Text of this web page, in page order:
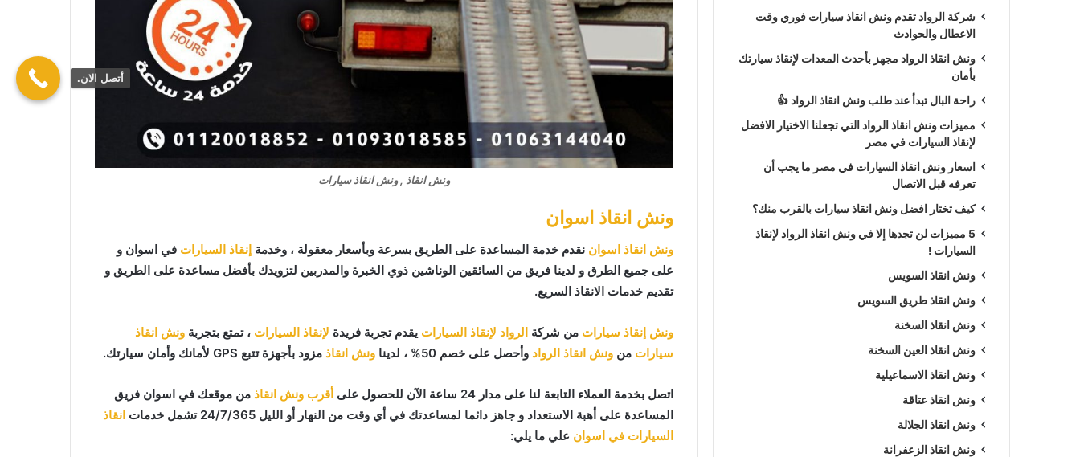
ونش انقاذ , ونش انقاذ سيارات
ونش انقاذ اسوان
ونش انقاذ اسوان نقدم خدمة المساعدة على الطريق بسرعة وبأسعار معقولة ، وخدمة إنقاذ السيارات في اسوان و
على جميع الطرق و لدينا فريق من السائقين الوناشين ذوي الخبرة والمدربين لتزويدك بأفضل مساعدة على الطريق و
تقديم خدمات الانقاذ السريع.
ونش إنقاذ سيارات من شركة الرواد لإنقاذ السيارات يقدم تجربة فريدة لإنقاذ السيارات ، تمتع بتجربة ونش انقاذ
سيارات من ونش انقاذ الرواد وأحصل على خصم 50% ، لدينا ونش انقاذ مزود بأجهزة تتبع GPS لأمانك وأمان سيارتك.
اتصل بخدمة العملاء التابعة لنا على مدار 24 ساعة الآن للحصول على أقرب ونش انقاذ من موقعك في اسوان فريق
المساعدة على أهبة الاستعداد و جاهز دائما لمساعدتك في أي وقت من النهار أو الليل 24/7/365 تشمل خدمات
انقاذ
السيارات في اسوان علي ما يلي:
شركة الرواد تقدم ونش انقاذ سيارات فوري وقت
الاعطال والحوادث
ونش انقاذ الرواد مجهز بأحدث المعدات لإنقاذ سيارتك
بأمان
راحة البال تبدأ عند طلب ونش انقاذ الرواد 👍
مميزات ونش انقاذ الرواد التي تجعلنا الاختيار الافضل
لإنقاذ السيارات في مصر
اسعار ونش انقاذ السيارات في مصر ما يجب أن
تعرفه قبل الاتصال
كيف تختار افضل ونش انقاذ سيارات بالقرب منك؟
5 مميزات لن تجدها إلا في ونش انقاذ الرواد لإنقاذ
السيارات !
ونش انقاذ السويس
ونش انقاذ طريق السويس
ونش انقاذ السخنة
ونش انقاذ العين السخنة
ونش انقاذ الاسماعيلية
ونش انقاذ عتاقة
ونش انقاذ الجلالة
ونش انقاذ الزعفرانة
أتصل الان.